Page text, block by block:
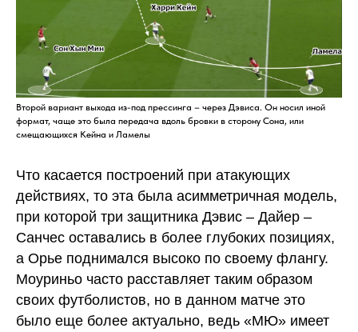
Второй вариант выхода из-под прессинга – через Дэвиса. Он носил иной
формат, чаще это была передача вдоль бровки в сторону Сона, или
смещающихся Кейна и Ламелы
Что касается построений при атакующих
действиях, то эта была асимметричная модель,
при которой три защитника Дэвис – Дайер –
Санчес оставались в более глубоких позициях,
а Орье поднимался высоко по своему флангу.
Моуриньо часто расставляет таким образом
своих футболистов, но в данном матче это
было еще более актуально, ведь «МЮ» имеет